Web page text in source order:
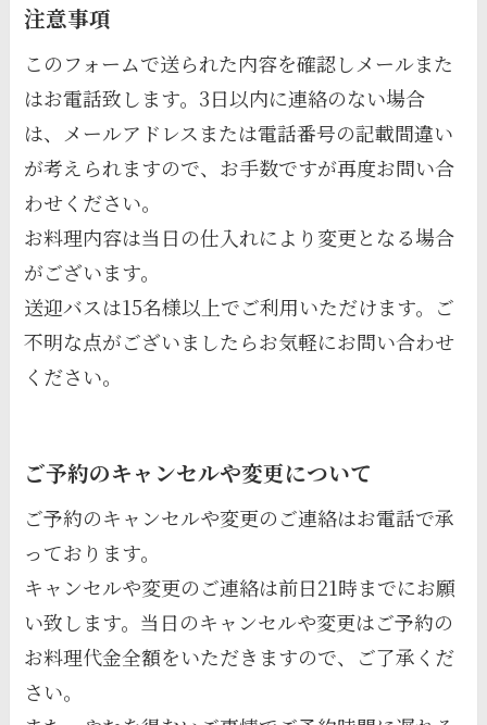
注意事項
このフォームで送られた内容を確認しメールまた
はお電話致します。3日以内に連絡のない場合
は、メールアドレスまたは電話番号の記載間違い
が考えられますので、お手数ですが再度お問い合
わせください。
お料理内容は当日の仕入れにより変更となる場合
がございます。
送迎バスは15名様以上でご利用いただけます。ご
不明な点がございましたらお気軽にお問い合わせ
ください。
ご予約のキャンセルや変更について
ご予約のキャンセルや変更のご連絡はお電話で承
っております。
キャンセルや変更のご連絡は前日21時までにお願
い致します。当日のキャンセルや変更はご予約の
お料理代金全額をいただきますので、ご了承くだ
さい。